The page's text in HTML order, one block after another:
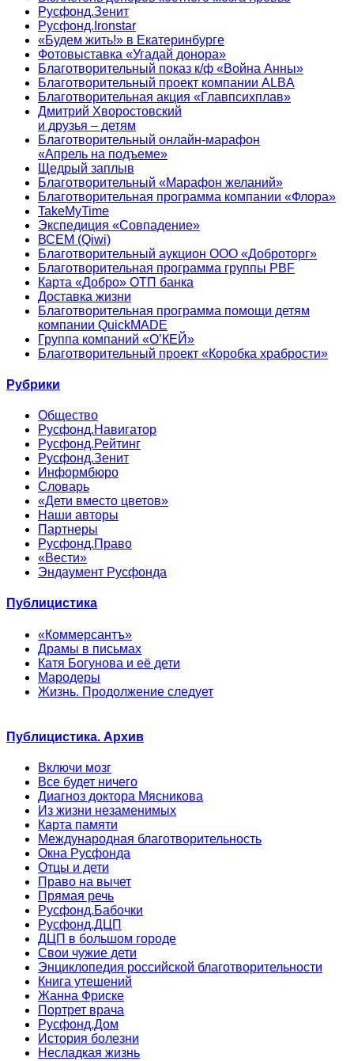
Русфонд.Зенит
Русфонд.Ironstar
«Будем жить!» в Екатеринбурге
Фотовыставка «Угадай донора»
Благотворительный показ к/ф «Война Анны»
Благотворительный проект компании ALBA
Благотворительная акция «Главпсихплав»
Дмитрий Хворостовский
и друзья – детям
Благотворительный онлайн‑марафон
«Апрель на подъеме»
Щедрый заплыв
Благотворительный «Марафон желаний»
Благотворительная программа компании «Флора»
TakeMyTime
Экспедиция «Совпадение»
ВСЕМ (Qiwi)
Благотворительный аукцион ООО «Доброторг»
Благотворительная программа группы PBF
Карта «Добро» ОТП банка
Доставка жизни
Благотворительная программа помощи детям
компании QuickMADE
Группа компаний «О’КЕЙ»
Благотворительный проект «Коробка храбрости»
Рубрики
Общество
Русфонд.Навигатор
Русфонд.Рейтинг
Русфонд.Зенит
Информбюро
Словарь
«Дети вместо цветов»
Наши авторы
Партнеры
Русфонд.Право
«Вести»
Эндаумент Русфонда
Публицистика
«Коммерсантъ»
Драмы в письмах
Катя Богунова и её дети
Мародеры
Жизнь. Продолжение следует
Публицистика. Архив
Включи мозг
Все будет ничего
Диагноз доктора Мясникова
Из жизни незаменимых
Карта памяти
Международная благотворительность
Окна Русфонда
Отцы и дети
Право на вычет
Прямая речь
Русфонд.Бабочки
Русфонд.ДЦП
ДЦП в большом городе
Свои чужие дети
Энциклопедия российской благотворительности
Книга утешений
Жанна Фриске
Портрет врача
Русфонд.Дом
История болезни
Несладкая жизнь